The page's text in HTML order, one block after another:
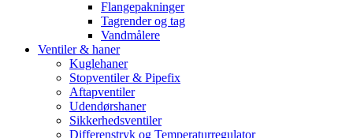
Flangepakninger
Tagrender og tag
Vandmålere
Ventiler & haner
Kuglehaner
Stopventiler & Pipefix
Aftapventiler
Udendørshaner
Sikkerhedsventiler
Differenstryk og Temperaturregulator